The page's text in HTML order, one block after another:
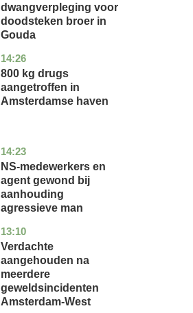
dwangverpleging voor
doodsteken broer in
Gouda
14:26
noord-
holland
nieuws
800 kg drugs
aangetroffen in
Amsterdamse haven
14:23
flevoland
nieuws
NS-medewerkers en
agent gewond bij
aanhouding
agressieve man
13:10
noord-
holland
nieuws
Verdachte
aangehouden na
meerdere
geweldsincidenten
Amsterdam-West